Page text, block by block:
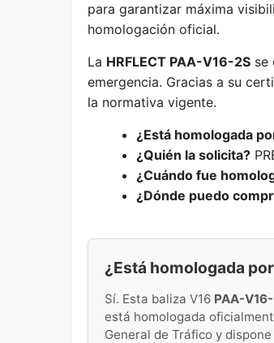
para garantizar máxima
homologación oficial.
La HRFLECT PAA-V16-2S se
emergencia. Gracias a su
la normativa vigente.
¿Está homologada
¿Quién la solicita?
¿Cuándo fue
¿Dónde puedo
¿Está homologada
Sí. Esta baliza V16 PAA-
está homologada
General de Tráfico y